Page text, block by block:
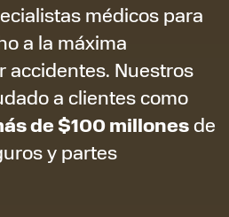
médicos para
a la máxima
accidentes. Nuestros
a clientes como
de $100 millonesde
y partes